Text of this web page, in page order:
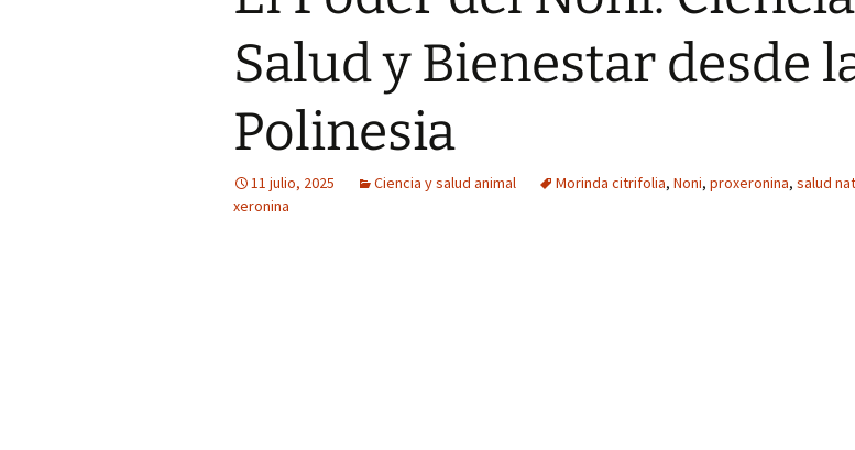
Salud y Bienestar desde
Polinesia
11 julio, 2025 Ciencia y salud animal Morinda citrifolia, Noni, proxeronina, salud
xeronina